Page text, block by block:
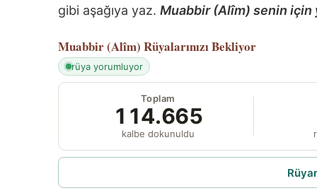
gibi aşağıya yaz. Muabbir (Alîm) senin için
Muabbir (Alîm) Rüyalarınızı Bekliyor
rüya yorumluyor
Toplam
114.665
kalbe dokunuldu